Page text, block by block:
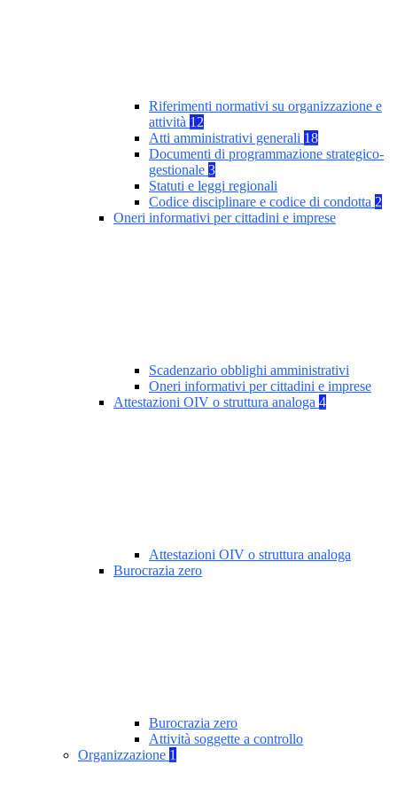
Riferimenti normativi su organizzazione e
attività 12
Atti amministrativi generali 18
Documenti di programmazione strategico-
gestionale 3
Statuti e leggi regionali
Codice disciplinare e codice di condotta 2
Oneri informativi per cittadini e imprese
Scadenzario obblighi amministrativi
Oneri informativi per cittadini e imprese
Attestazioni OIV o struttura analoga 4
Attestazioni OIV o struttura analoga
Burocrazia zero
Burocrazia zero
Attività soggette a controllo
Organizzazione 1